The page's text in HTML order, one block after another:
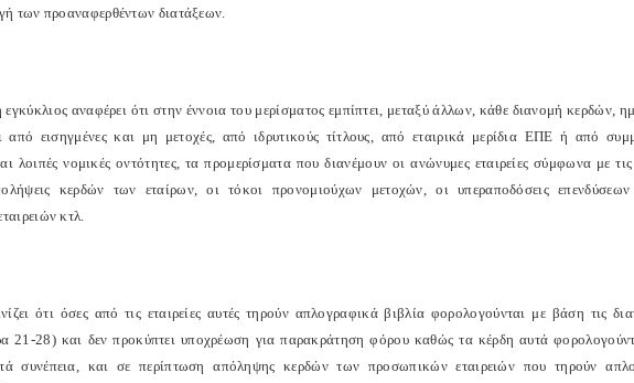
των προαναφερθέντων διατάξεων.
εγκύκλιος αναφέρει ότι στην έννοια του μερίσματος εμπίπτει, μεταξύ άλλων, κάθε διανομή κερδών,
από εισηγμένες και μη μετοχές, από ιδρυτικούς τίτλους, από εταιρικά μερίδια ΕΠΕ ή από
λοιπές νομικές οντότητες, τα προμερίσματα που διανέμουν οι ανώνυμες εταιρείες σύμφωνα με
κερδών των εταίρων, οι τόκοι προνομιούχων μετοχών, οι υπεραποδόσεις
κτλ.
ότι όσες από τις εταιρείες αυτές τηρούν απλογραφικά βιβλία φορολογούνται με βάση τις
21-28) και δεν προκύπτει υποχρέωση για παρακράτηση φόρου καθώς τα κέρδη αυτά
συνέπεια, και σε περίπτωση απόληψης κερδών των προσωπικών εταιρειών που τηρούν